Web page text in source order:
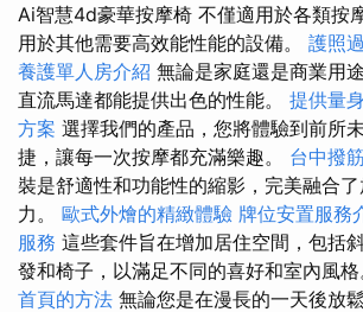
Ai智慧4d豪華按摩椅 不僅適用於各類按
用於其他需要高效能性能的設備。 護照
養護單人房介紹 無論是家庭還是商業用
直流馬達都能提供出色的性能。 提供量
方案 選擇我們的產品，您將體驗到前所
捷，讓每一次按摩都充滿樂趣。 台中撥
裝是舒適性和功能性的縮影，完美融合
力。 歐式外燴的精緻體驗 牌位安置服務
服務 這些套件旨在增加居住空間，包括
發和椅子，以滿足不同的喜好和室內風格
首頁的方法 無論您是在漫長的一天後放